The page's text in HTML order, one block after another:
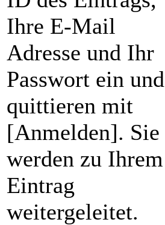
Ihre E-Mail
Adresse und Ihr
Passwort ein und
quittieren mit
[Anmelden]. Sie
werden zu Ihrem
Eintrag
weitergeleitet.